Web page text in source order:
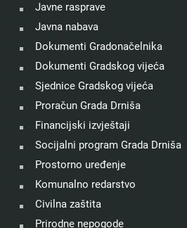
Javne rasprave
Javna nabava
Dokumenti Gradonačelnika
Dokumenti Gradskog vijeća
Sjednice Gradskog vijeća
Proračun Grada Drniša
Financijski izvještaji
Socijalni program Grada Drniša
Prostorno uređenje
Komunalno redarstvo
Civilna zaštita
Prirodne nepogode